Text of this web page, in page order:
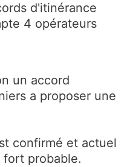
d'itinérance
4 opérateurs
un accord
a proposer une
confirmé et actuel
probable.